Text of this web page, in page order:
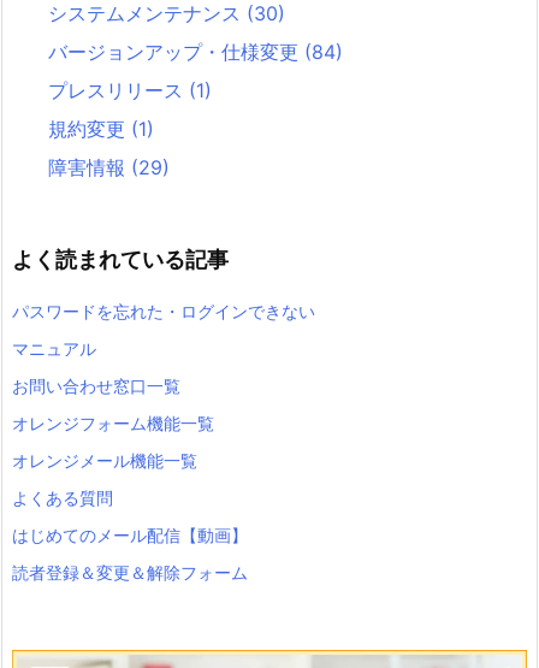
システムメンテナンス (30)
バージョンアップ・仕様変更 (84)
プレスリリース (1)
規約変更 (1)
障害情報 (29)
よく読まれている記事
パスワードを忘れた・ログインできない
マニュアル
お問い合わせ窓口一覧
オレンジフォーム機能一覧
オレンジメール機能一覧
よくある質問
はじめてのメール配信【動画】
読者登録＆変更＆解除フォーム